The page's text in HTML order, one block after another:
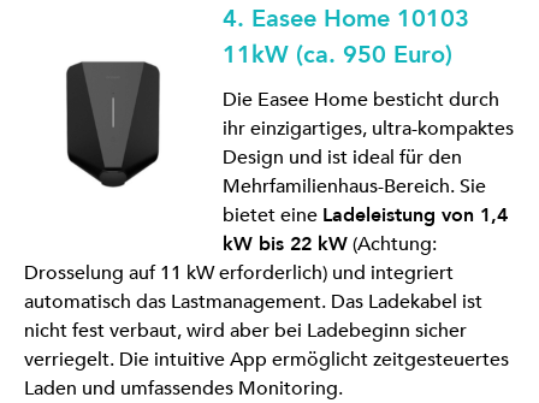
4. Easee Home 10103
11kW (ca. 950 Euro)
Die Easee Home besticht durch
ihr einzigartiges, ultra-kompaktes
Design und ist ideal für den
Mehrfamilienhaus-Bereich. Sie
bietet eine Ladeleistung von 1,4
kW bis 22 kW(Achtung:
Drosselung auf 11 kW erforderlich) und integriert
automatisch das Lastmanagement. Das Ladekabel ist
nicht fest verbaut, wird aber bei Ladebeginn sicher
verriegelt. Die intuitive App ermöglicht zeitgesteuertes
Laden und umfassendes Monitoring.